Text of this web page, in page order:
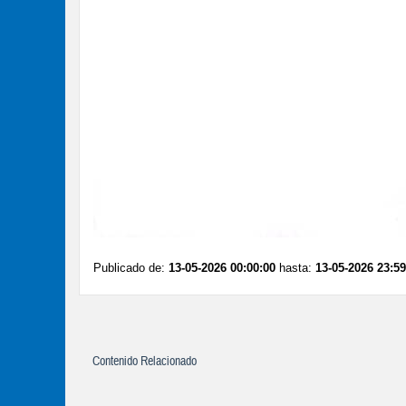
Publicado de: 13-05-2026 00:00:00 hasta: 13-05-2026
Contenido Relacionado